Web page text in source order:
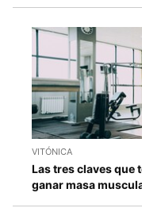
VITÓNICA
Las tres claves que
ganar masa